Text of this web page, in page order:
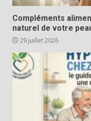
Compléments
naturel de votre
29 juillet 2026